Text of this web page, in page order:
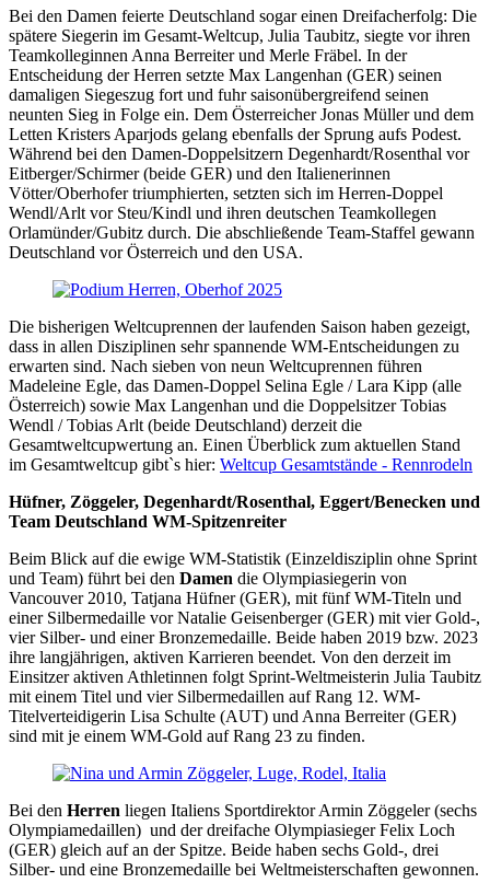
Bei den Damen feierte Deutschland sogar einen Dreifacherfolg: Die
spätere Siegerin im Gesamt-Weltcup, Julia Taubitz, siegte vor ihren
Teamkolleginnen Anna Berreiter und Merle Fräbel. In der
Entscheidung der Herren setzte Max Langenhan (GER) seinen
damaligen Siegeszug fort und fuhr saisonübergreifend seinen
neunten Sieg in Folge ein. Dem Österreicher Jonas Müller und dem
Letten Kristers Aparjods gelang ebenfalls der Sprung aufs Podest.
Während bei den Damen-Doppelsitzern Degenhardt/Rosenthal vor
Eitberger/Schirmer (beide GER) und den Italienerinnen
Vötter/Oberhofer triumphierten, setzten sich im Herren-Doppel
Wendl/Arlt vor Steu/Kindl und ihren deutschen Teamkollegen
Orlamünder/Gubitz durch. Die abschließende Team-Staffel gewann
Deutschland vor Österreich und den USA.
Die bisherigen Weltcuprennen der laufenden Saison haben gezeigt,
dass in allen Disziplinen sehr spannende WM-Entscheidungen zu
erwarten sind. Nach sieben von neun Weltcuprennen führen
Madeleine Egle, das Damen-Doppel Selina Egle / Lara Kipp (alle
Österreich) sowie Max Langenhan und die Doppelsitzer Tobias
Wendl / Tobias Arlt (beide Deutschland) derzeit die
Gesamtweltcupwertung an. Einen Überblick zum aktuellen Stand
im Gesamtweltcup gibt`s hier: Weltcup Gesamtstände - Rennrodeln
Hüfner, Zöggeler, Degenhardt/Rosenthal, Eggert/Benecken und
Team Deutschland WM-Spitzenreiter
Beim Blick auf die ewige WM-Statistik (Einzeldisziplin ohne Sprint
und Team) führt bei den Damen die Olympiasiegerin von
Vancouver 2010, Tatjana Hüfner (GER), mit fünf WM-Titeln und
einer Silbermedaille vor Natalie Geisenberger (GER) mit vier Gold-,
vier Silber- und einer Bronzemedaille. Beide haben 2019 bzw. 2023
ihre langjährigen, aktiven Karrieren beendet. Von den derzeit im
Einsitzer aktiven Athletinnen folgt Sprint-Weltmeisterin Julia Taubitz
mit einem Titel und vier Silbermedaillen auf Rang 12. WM-
Titelverteidigerin Lisa Schulte (AUT) und Anna Berreiter (GER)
sind mit je einem WM-Gold auf Rang 23 zu finden.
Bei den Herren liegen Italiens Sportdirektor Armin Zöggeler (sechs
Olympiamedaillen) und der dreifache Olympiasieger Felix Loch
(GER) gleich auf an der Spitze. Beide haben sechs Gold-, drei
Silber- und eine Bronzemedaille bei Weltmeisterschaften gewonnen.